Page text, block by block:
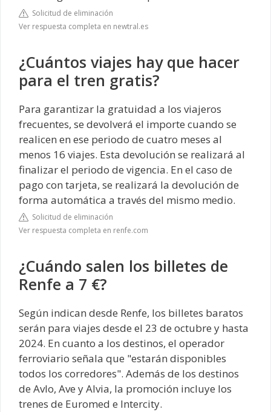
Solicitud de eliminación
Ver respuesta completa en newtral.es
¿Cuántos viajes hay que hacer
para el tren gratis?
Para garantizar la gratuidad a los viajeros
frecuentes, se devolverá el importe cuando se
realicen en ese periodo de cuatro meses al
menos 16 viajes. Esta devolución se realizará al
finalizar el periodo de vigencia. En el caso de
pago con tarjeta, se realizará la devolución de
forma automática a través del mismo medio.
Solicitud de eliminación
Ver respuesta completa en renfe.com
¿Cuándo salen los billetes de
Renfe a 7 €?
Según indican desde Renfe, los billetes baratos
serán para viajes desde el 23 de octubre y hasta
2024. En cuanto a los destinos, el operador
ferroviario señala que "estarán disponibles
todos los corredores". Además de los destinos
de Avlo, Ave y Alvia, la promoción incluye los
trenes de Euromed e Intercity.